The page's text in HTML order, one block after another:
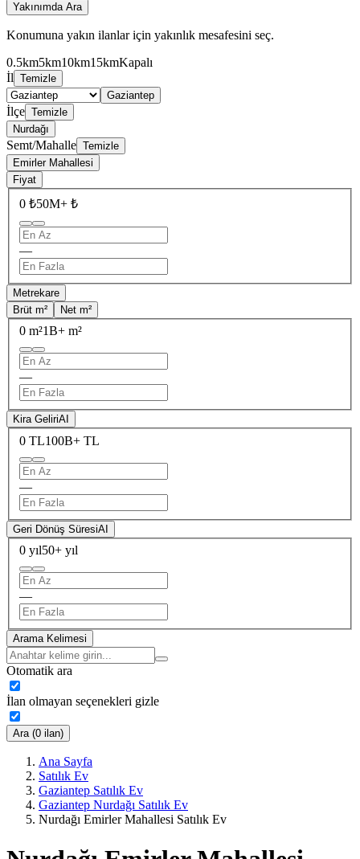
Yakınımda Ara
Konumuna yakın ilanlar için yakınlık mesafesini seç.
0.5km5km10km15kmKapalı
İl Temizle
Gaziantep
İlçe Temizle
Nurdağı
Semt/Mahalle Temizle
Emirler Mahallesi
Fiyat
0 ₺50M+ ₺
—
Metrekare
Brüt m²
Net m²
0 m²1B+ m²
—
Kira GeliriAI
0 TL100B+ TL
—
Geri Dönüş SüresiAI
0 yıl50+ yıl
—
Arama Kelimesi
Otomatik ara
İlan olmayan seçenekleri gizle
Ara (0 ilan)
Ana Sayfa
Satılık Ev
Gaziantep Satılık Ev
Gaziantep Nurdağı Satılık Ev
Nurdağı Emirler Mahallesi Satılık Ev